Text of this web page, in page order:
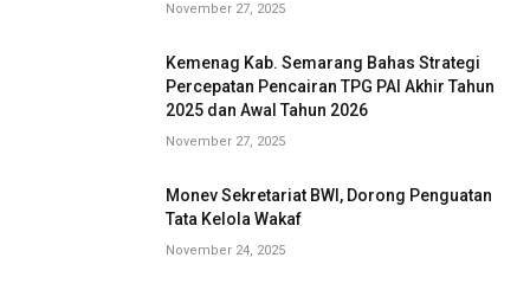
November 27, 2025
Kemenag Kab. Semarang Bahas Strategi
Percepatan Pencairan TPG PAI Akhir Tahun
2025 dan Awal Tahun 2026
November 27, 2025
Monev Sekretariat BWI, Dorong Penguatan
Tata Kelola Wakaf
November 24, 2025